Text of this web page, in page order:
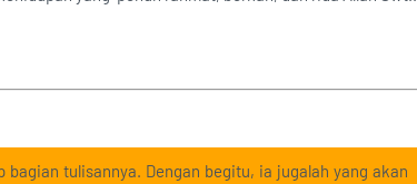
tulisannya. Dengan begitu, ia jugalah yang akan